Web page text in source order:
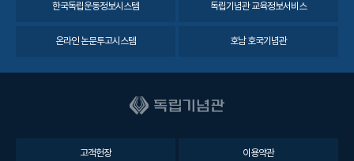
한국독립운동정보시스템 독립기념관 교육정보서비스
온라인 논문투고시스템 호남 호국기념관
고객헌장 이용약관